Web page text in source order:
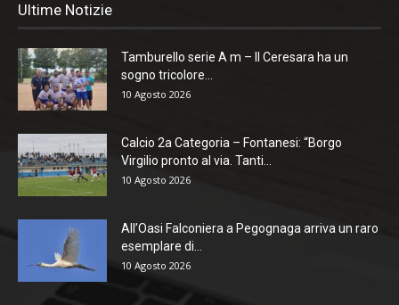
Ultime Notizie
Tamburello serie A m – Il Ceresara ha un
sogno tricolore...
10 Agosto 2026
Calcio 2a Categoria – Fontanesi: “Borgo
Virgilio pronto al via. Tanti...
10 Agosto 2026
All’Oasi Falconiera a Pegognaga arriva un raro
esemplare di...
10 Agosto 2026